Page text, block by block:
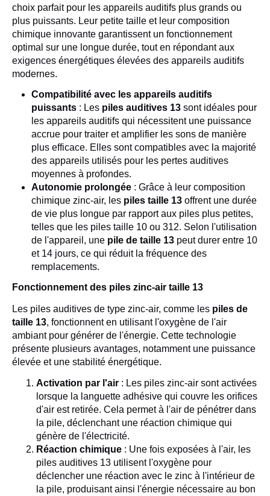
choix parfait pour les appareils auditifs plus grands ou
plus puissants. Leur petite taille et leur composition
chimique innovante garantissent un fonctionnement
optimal sur une longue durée, tout en répondant aux
exigences énergétiques élevées des appareils auditifs
modernes.
Compatibilité avec les appareils auditifs
puissants : Les piles auditives 13 sont idéales pour
les appareils auditifs qui nécessitent une puissance
accrue pour traiter et amplifier les sons de manière
plus efficace. Elles sont compatibles avec la majorité
des appareils utilisés pour les pertes auditives
moyennes à profondes.
Autonomie prolongée : Grâce à leur composition
chimique zinc-air, les piles taille 13 offrent une durée
de vie plus longue par rapport aux piles plus petites,
telles que les piles taille 10 ou 312. Selon l'utilisation
de l'appareil, une pile de taille 13 peut durer entre 10
et 14 jours, ce qui réduit la fréquence des
remplacements.
Fonctionnement des piles zinc-air taille 13
Les piles auditives de type zinc-air, comme les piles de
taille 13, fonctionnent en utilisant l'oxygène de l'air
ambiant pour générer de l'énergie. Cette technologie
présente plusieurs avantages, notamment une puissance
élevée et une stabilité énergétique.
Activation par l'air : Les piles zinc-air sont activées
lorsque la languette adhésive qui couvre les orifices
d'air est retirée. Cela permet à l'air de pénétrer dans
la pile, déclenchant une réaction chimique qui
génère de l'électricité.
Réaction chimique : Une fois exposées à l'air, les
piles auditives 13 utilisent l'oxygène pour
déclencher une réaction avec le zinc à l'intérieur de
la pile, produisant ainsi l'énergie nécessaire au bon